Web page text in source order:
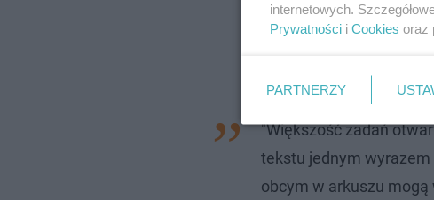
"Większość zadań
tekstu jednym wyrazem
obcym w arkuszu
internetowych.
Prywatności i Cookies oraz
PARTNERZY